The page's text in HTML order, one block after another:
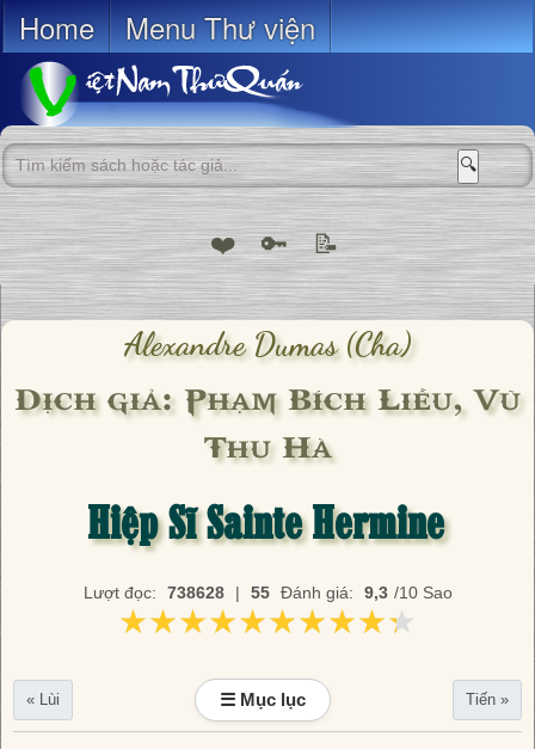
Home Menu Thư viện
🔍
❤️ 🔑 📝
Alexandre Dumas (cha)
Dịch giả: Phạm Bích Liễu, Vũ
Thu Hà
Hiệp Sĩ Sainte Hermine
Lượt đọc: 738628 | 55 Đánh giá: 9,3 /10 Sao
★★★★★★★★★★
★★★★★★★★★★
« Lùi ☰ Mục lục Tiến »